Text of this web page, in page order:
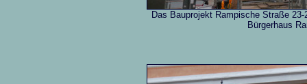
Das Bauprojekt Rampische Straße
Bürgerhaus